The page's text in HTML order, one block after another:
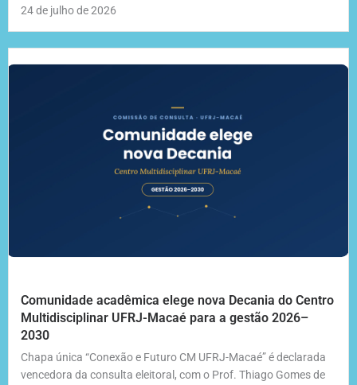
24 de julho de 2026
Comunidade acadêmica elege nova Decania do Centro
Multidisciplinar UFRJ-Macaé para a gestão 2026–
2030
Chapa única “Conexão e Futuro CM UFRJ-Macaé” é declarada
vencedora da consulta eleitoral, com o Prof. Thiago Gomes de